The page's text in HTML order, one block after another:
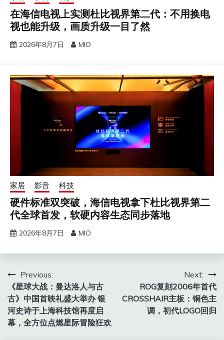
在海信电视上实测杜比视界第二代：不用换电
视也能升级，画质升级一目了然
2026年8月7日 MIO
家居 影音 科技
硬件标准双突破，海信电视拿下杜比视界第二
代全球首发，软硬内容生态同步落地
2026年8月7日 MIO
文
章
导
航
Previous:
《星球大战：曼达洛人与古
古》中国首映礼盛大举办 银
河史诗于上海科技馆再度启
幕，全方位点燃星际冒险狂欢
Next:
ROG复刻2006年首代
CROSSHAIR主板：铜色主
调，初代LOGO回归